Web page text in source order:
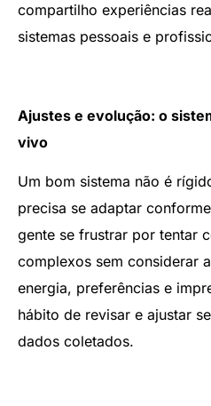
compartilho experiências
sistemas pessoais e
Ajustes e evolução: o
vivo
Um bom sistema não é
precisa se adaptar
gente se frustrar por tentar
complexos sem considerar
energia, preferências e
hábito de revisar e ajustar
dados coletados.